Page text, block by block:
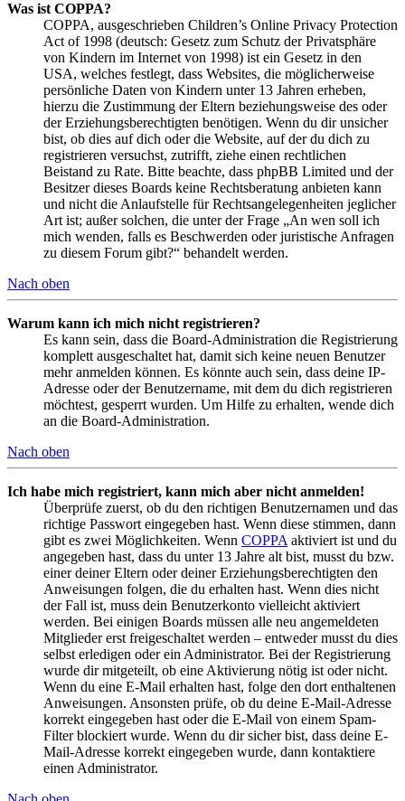
Was ist COPPA?
COPPA, ausgeschrieben Children’s Online Privacy Protection
Act of 1998 (deutsch: Gesetz zum Schutz der Privatsphäre
von Kindern im Internet von 1998) ist ein Gesetz in den
USA, welches festlegt, dass Websites, die möglicherweise
persönliche Daten von Kindern unter 13 Jahren erheben,
hierzu die Zustimmung der Eltern beziehungsweise des oder
der Erziehungsberechtigten benötigen. Wenn du dir unsicher
bist, ob dies auf dich oder die Website, auf der du dich zu
registrieren versuchst, zutrifft, ziehe einen rechtlichen
Beistand zu Rate. Bitte beachte, dass phpBB Limited und der
Besitzer dieses Boards keine Rechtsberatung anbieten kann
und nicht die Anlaufstelle für Rechtsangelegenheiten jeglicher
Art ist; außer solchen, die unter der Frage „An wen soll ich
mich wenden, falls es Beschwerden oder juristische Anfragen
zu diesem Forum gibt?“ behandelt werden.
Nach oben
Warum kann ich mich nicht registrieren?
Es kann sein, dass die Board-Administration die Registrierung
komplett ausgeschaltet hat, damit sich keine neuen Benutzer
mehr anmelden können. Es könnte auch sein, dass deine IP-
Adresse oder der Benutzername, mit dem du dich registrieren
möchtest, gesperrt wurden. Um Hilfe zu erhalten, wende dich
an die Board-Administration.
Nach oben
Ich habe mich registriert, kann mich aber nicht anmelden!
Überprüfe zuerst, ob du den richtigen Benutzernamen und das
richtige Passwort eingegeben hast. Wenn diese stimmen, dann
gibt es zwei Möglichkeiten. Wenn COPPA aktiviert ist und du
angegeben hast, dass du unter 13 Jahre alt bist, musst du bzw.
einer deiner Eltern oder deiner Erziehungsberechtigten den
Anweisungen folgen, die du erhalten hast. Wenn dies nicht
der Fall ist, muss dein Benutzerkonto vielleicht aktiviert
werden. Bei einigen Boards müssen alle neu angemeldeten
Mitglieder erst freigeschaltet werden – entweder musst du dies
selbst erledigen oder ein Administrator. Bei der Registrierung
wurde dir mitgeteilt, ob eine Aktivierung nötig ist oder nicht.
Wenn du eine E-Mail erhalten hast, folge den dort enthaltenen
Anweisungen. Ansonsten prüfe, ob du deine E-Mail-Adresse
korrekt eingegeben hast oder die E-Mail von einem Spam-
Filter blockiert wurde. Wenn du dir sicher bist, dass deine E-
Mail-Adresse korrekt eingegeben wurde, dann kontaktiere
einen Administrator.